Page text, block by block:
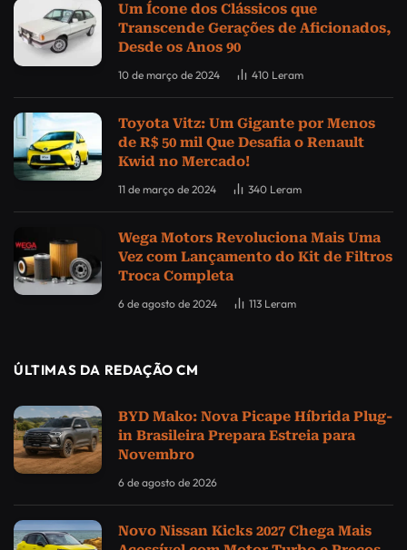
Um Ícone dos Clássicos que
Transcende Gerações de Aficionados,
Desde os Anos 90
10 de março de 2024 410 Leram
Toyota Vitz: Um Gigante por Menos
de R$ 50 mil Que Desafia o Renault
Kwid no Mercado!
11 de março de 2024 340 Leram
Wega Motors Revoluciona Mais Uma
Vez com Lançamento do Kit de Filtros
Troca Completa
6 de agosto de 2024 113 Leram
ÚLTIMAS DA REDAÇÃO CM
BYD Mako: Nova Picape Híbrida Plug-
in Brasileira Prepara Estreia para
Novembro
6 de agosto de 2026
Novo Nissan Kicks 2027 Chega Mais